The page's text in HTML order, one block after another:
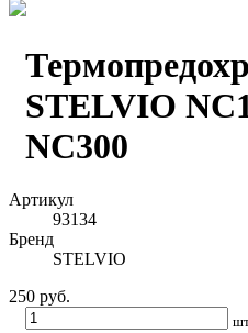
STELVIO
NC300
Артикул
93134
Бренд
STELVIO
250 руб.